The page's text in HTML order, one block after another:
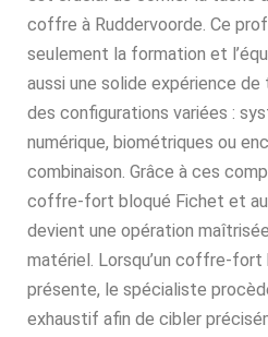
coffre à Ruddervoorde. Ce
seulement la formation et
aussi une solide expérience
des configurations variées :
numérique, biométriques ou
combinaison. Grâce à ces
coffre-fort bloqué Fichet et
devient une opération
matériel. Lorsqu’un coffre-fort
présente, le spécialiste
exhaustif afin de cibler